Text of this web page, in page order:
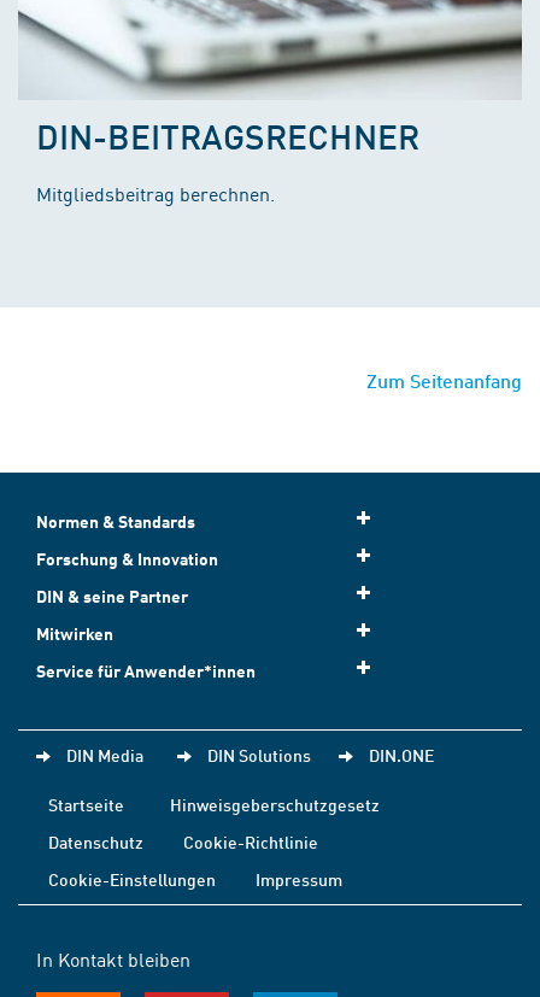
DIN-BEITRAGSRECHNER
Mitgliedsbeitrag berechnen.
Zum Seitenanfang
Normen & Standards
Forschung & Innovation
DIN & seine Partner
Mitwirken
Service für Anwender*innen
DIN Media DIN Solutions DIN.ONE
Startseite
Hinweisgeberschutzgesetz
Datenschutz
Cookie-Richtlinie
Cookie-Einstellungen
Impressum
In Kontakt bleiben